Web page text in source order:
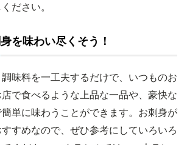
ださい。
を味わい尽くそう！
味料を一工夫するだけで、いつものお
で食べるような上品な一品や、豪快な
単に味わうことができます。お刺身が
すめなので、ぜひ参考にしていろいろ